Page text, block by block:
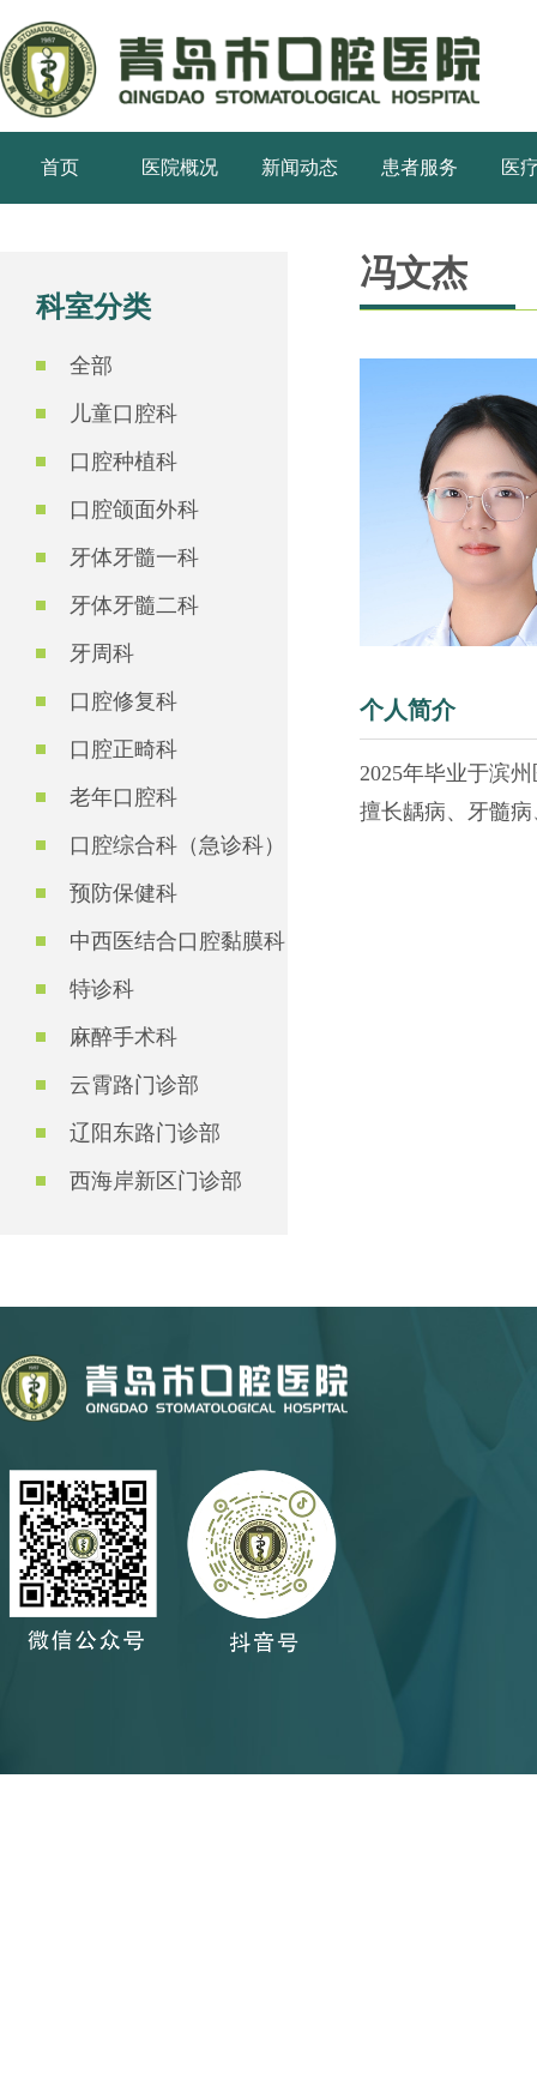
首页 医院概况 新闻动态 患者服务 医
科室分类
全部
儿童口腔科
口腔种植科
口腔颌面外科
牙体牙髓一科
牙体牙髓二科
牙周科
口腔修复科
口腔正畸科
老年口腔科
口腔综合科（急诊科）
预防保健科
中西医结合口腔黏膜科
特诊科
麻醉手术科
云霄路门诊部
辽阳东路门诊部
西海岸新区门诊部
冯文杰
个人简介
2025年毕业于滨
擅长龋病、牙髓